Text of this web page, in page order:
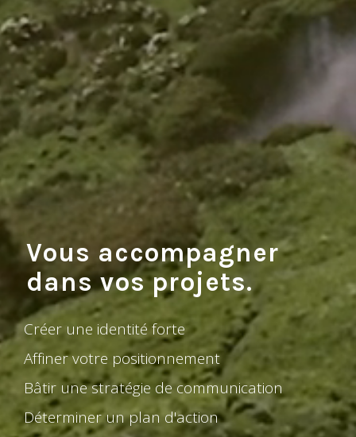
Vous accompagner
dans vos projets.
C éerune id ntit fort
Affinervot re positionnem nt
Bâtirunestr atégiedecommuni io n
Déter minerunpla n d'action
(re)Penservosoutils decommun icati
n